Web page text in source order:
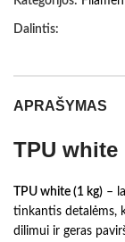
Dalintis:
APRAŠYMAS
TPU white
TPU white (1 kg) –
tinkantis detalėms,
dilimui ir geras